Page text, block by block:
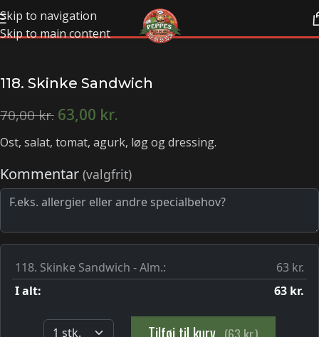
Skip to navigation
Skip to main content
118. Skinke Sandwich
70,00kr. 63,00 kr.
Ost, salat, tomat, agurk, løg og dressing.